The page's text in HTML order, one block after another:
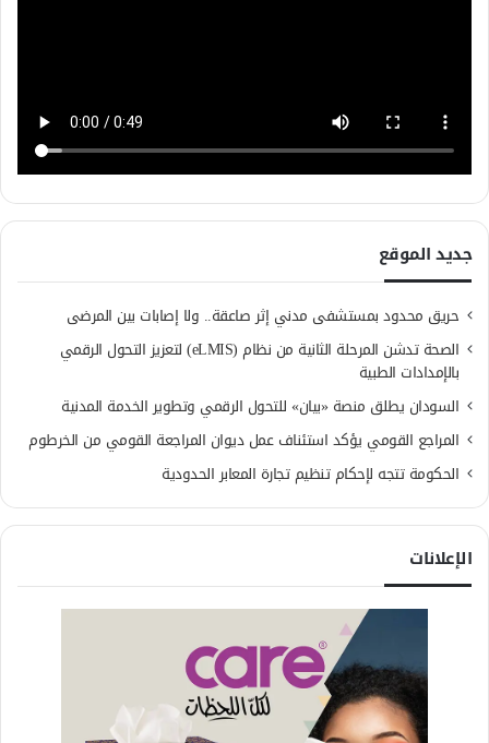
جديد الموقع
حريق محدود بمستشفى مدني إثر صاعقة.. ولا إصابات بين المرضى
الصحة تدشن المرحلة الثانية من نظام (eLMIS) لتعزيز التحول الرقمي
بالإمدادات الطبية
السودان يطلق منصة «بيان» للتحول الرقمي وتطوير الخدمة المدنية
المراجع القومي يؤكد استئناف عمل ديوان المراجعة القومي من الخرطوم
الحكومة تتجه لإحكام تنظيم تجارة المعابر الحدودية
الإعلانات